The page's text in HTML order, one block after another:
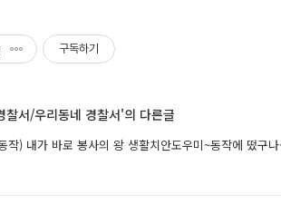
구독하기
찰서/우리동네 경찰서'의 다른글
작) 내가 바로 봉사의 왕 생활치안도우미~동작에 떴구